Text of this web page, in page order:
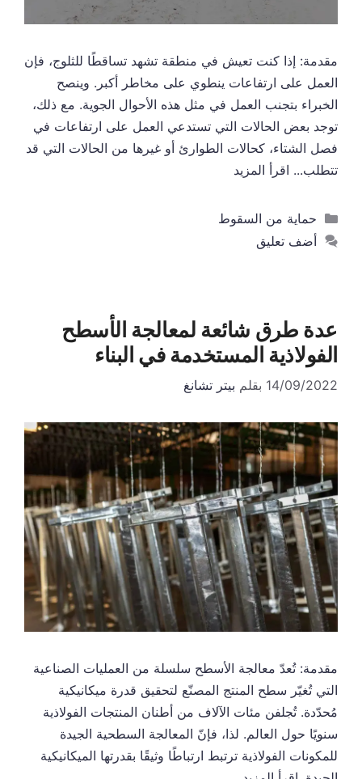
مقدمة: إذا كنت تعيش في منطقة تشهد تساقطًا للثلوج، فإن
العمل على ارتفاعات ينطوي على مخاطر أكبر. وينصح
الخبراء بتجنب العمل في مثل هذه الأحوال الجوية. مع ذلك،
توجد بعض الحالات التي تستدعي العمل على ارتفاعات في
فصل الشتاء، كحالات الطوارئ أو غيرها من الحالات التي قد
تتطلب... اقرأ المزيد
التصنيفات
حماية من السقوط
أضف تعليق
عدة طرق شائعة لمعالجة الأسطح
الفولاذية المستخدمة في البناء
14/09/2022 بقلم بيتر تشانغ
مقدمة: تُعدّ معالجة الأسطح سلسلة من العمليات الصناعية
التي تُغيّر سطح المنتج المصنّع لتحقيق قدرة ميكانيكية
مُحدّدة. تُجلفن مئات الآلاف من أطنان المنتجات الفولاذية
سنويًا حول العالم. لذا، فإنّ المعالجة السطحية الجيدة
للمكونات الفولاذية ترتبط ارتباطًا وثيقًا بقدرتها الميكانيكية